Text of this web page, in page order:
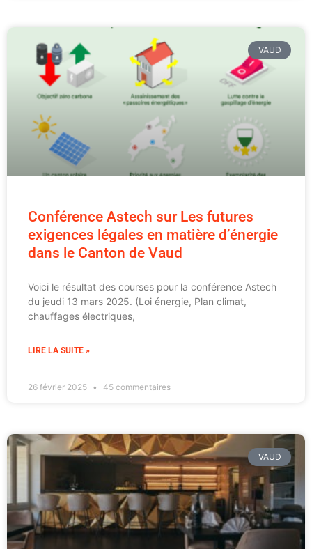
VAUD
Conférence Astech sur Les futures
exigences légales en matière d’énergie
dans le Canton de Vaud
Voici le résultat des courses pour la conférence Astech
du jeudi 13 mars 2025. (Loi énergie, Plan climat,
chauffages électriques,
LIRE LA SUITE »
26 février 2025 45 commentaires
VAUD